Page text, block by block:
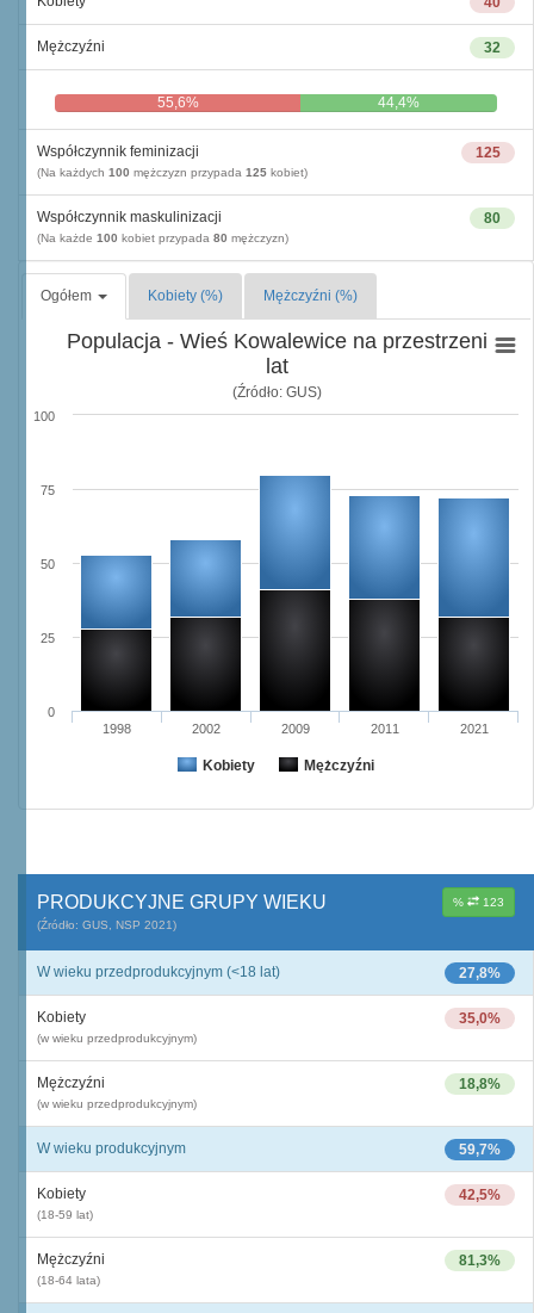
32
Mężczyźni
55,6% 44,4%
125
Współczynnik feminizacji
(Na każdych 100 mężczyzn przypada 125 kobiet)
80
Współczynnik maskulinizacji
(Na każde 100 kobiet przypada 80 mężczyzn)
Ogółem Kobiety (%) Mężczyźni (%)
Populacja - Wieś Kowalewice na przestrzeni
lat
(Źródło: GUS)
Kobiety Mężczyźni
1998 2002 2009 2011 2021
0
25
50
75
100
% 123
PRODUKCYJNE GRUPY WIEKU
(Źródło: GUS, NSP 2021)
27,8%
W wieku przedprodukcyjnym (<18 lat)
35,0%
Kobiety
(w wieku przedprodukcyjnym)
18,8%
Mężczyźni
(w wieku przedprodukcyjnym)
59,7%
W wieku produkcyjnym
42,5%
Kobiety
(18-59 lat)
81,3%
Mężczyźni
(18-64 lata)